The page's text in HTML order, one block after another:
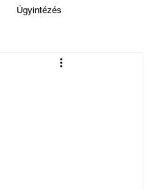
Ügyintézés